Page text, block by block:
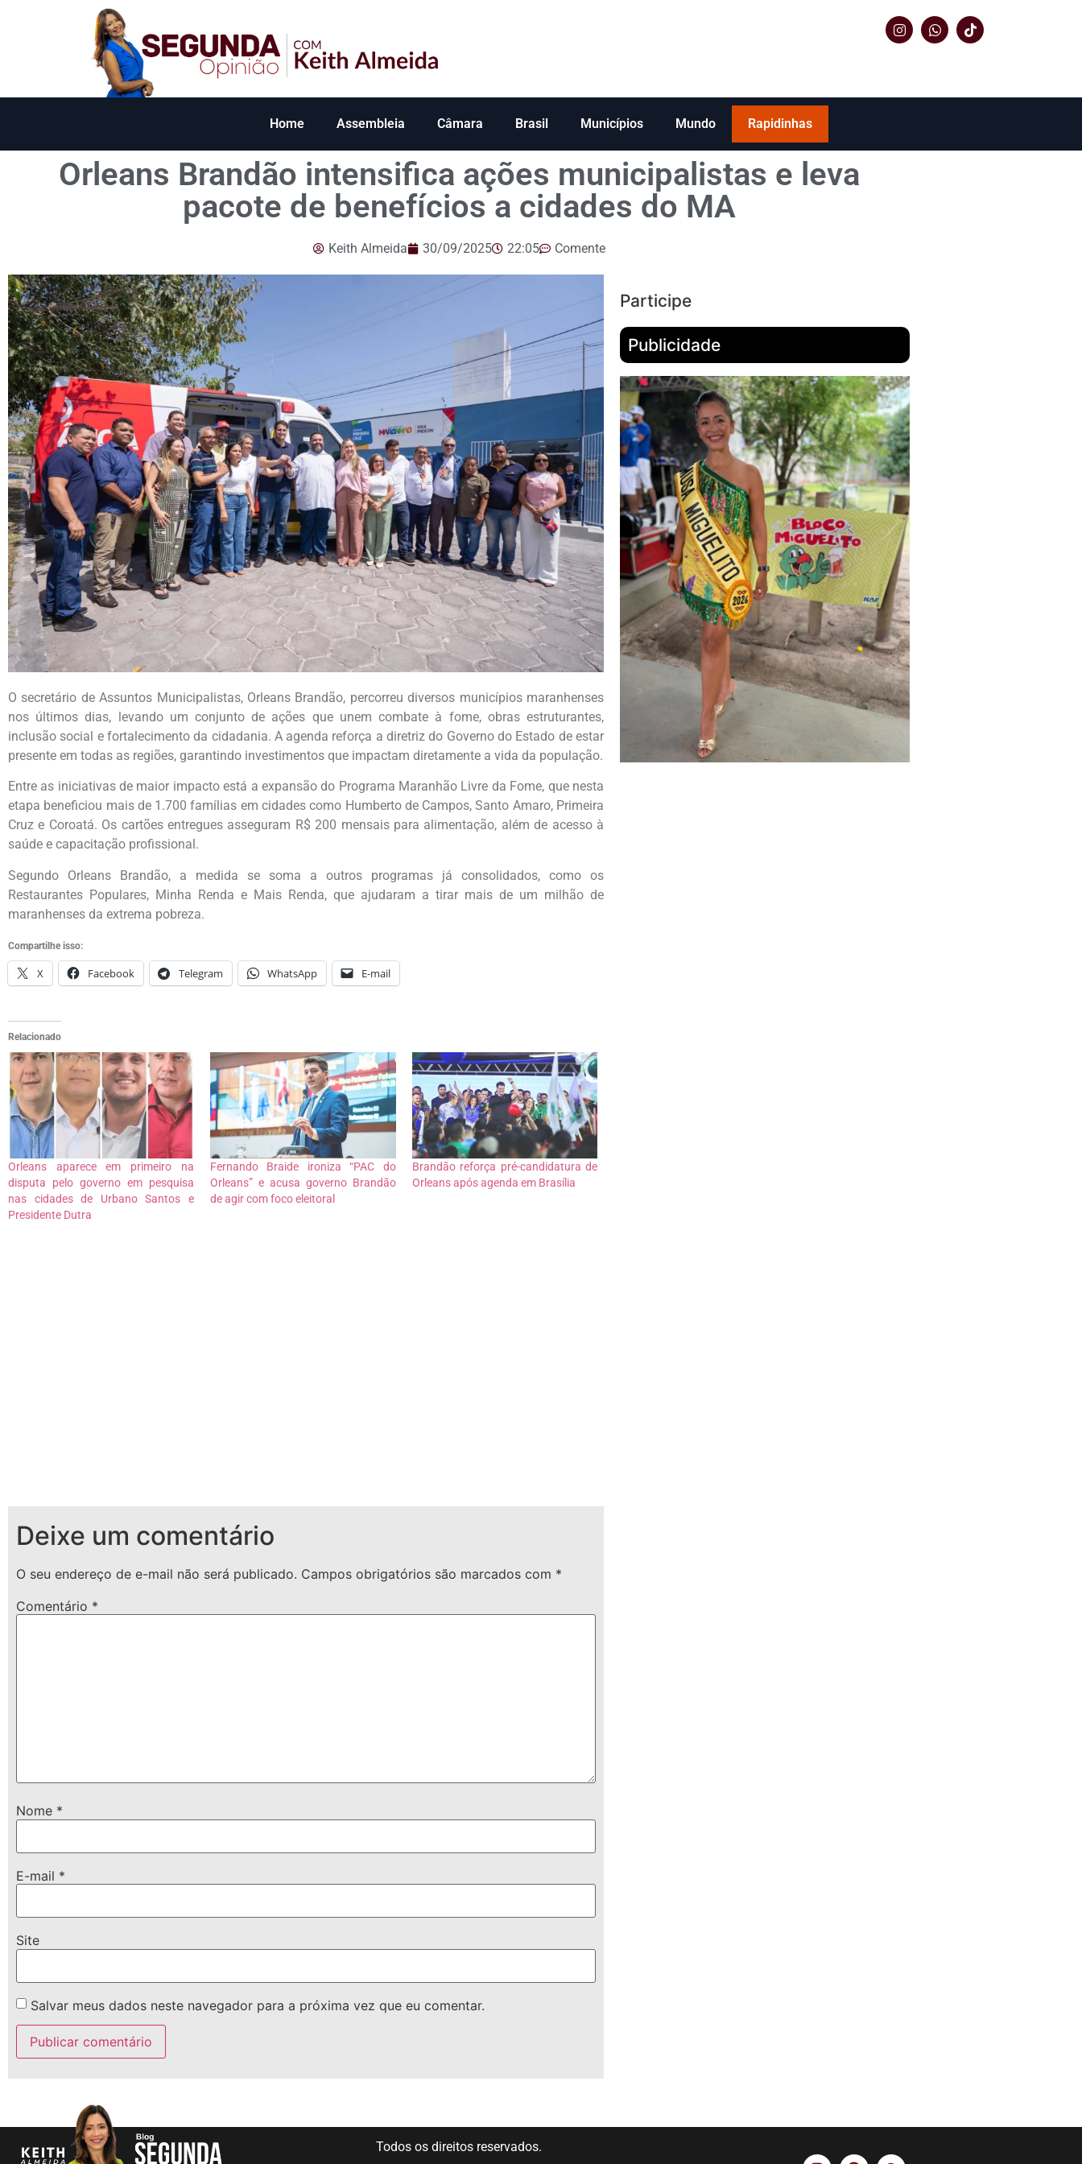
Home Assembleia Câmara Brasil Municípios Mundo Rapidinhas
Orleans Brandão intensifica ações municipalistas e leva
pacote de benefícios a cidades do MA
Keith Almeida 30/09/2025 22:05 Comente
O secretário de Assuntos Municipalistas, Orleans Brandão, percorreu diversos municípios maranhenses
nos últimos dias, levando um conjunto de ações que unem combate à fome, obras estruturantes,
inclusão social e fortalecimento da cidadania. A agenda reforça a diretriz do Governo do Estado de estar
presente em todas as regiões, garantindo investimentos que impactam diretamente a vida da população.
Entre as iniciativas de maior impacto está a expansão do Programa Maranhão Livre da Fome, que nesta
etapa beneficiou mais de 1.700 famílias em cidades como Humberto de Campos, Santo Amaro, Primeira
Cruz e Coroatá. Os cartões entregues asseguram R$ 200 mensais para alimentação, além de acesso à
saúde e capacitação profissional.
Segundo Orleans Brandão, a medida se soma a outros programas já consolidados, como os
Restaurantes Populares, Minha Renda e Mais Renda, que ajudaram a tirar mais de um milhão de
maranhenses da extrema pobreza.
Compartilhe isso:
X Facebook Telegram WhatsApp E-mail
Relacionado
Orleans aparece em primeiro na
disputa pelo governo em pesquisa
nas cidades de Urbano Santos e
Presidente Dutra
Fernando Braide ironiza “PAC do
Orleans” e acusa governo Brandão
de agir com foco eleitoral
Brandão reforça pré-candidatura de
Orleans após agenda em Brasília
Deixe um comentário
O seu endereço de e-mail não será publicado. Campos obrigatórios são marcados com *
Comentário *
Nome *
E-mail *
Site
Salvar meus dados neste navegador para a próxima vez que eu comentar.
Participe
Publicidade
Todos os direitos reservados.